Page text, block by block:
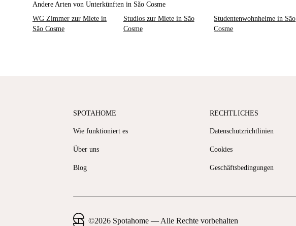
Andere Arten von Unterkünften in São Cosme
WG Zimmer zur Miete in
São Cosme
Studios zur Miete in São
Cosme
Studentenwohnheime in São
Cosme
SPOTAHOME
Wie funktioniert es
Über uns
Blog
RECHTLICHES
Datenschutzrichtlinien
Cookies
Geschäftsbedingungen
©2026 Spotahome — Alle Rechte vorbehalten